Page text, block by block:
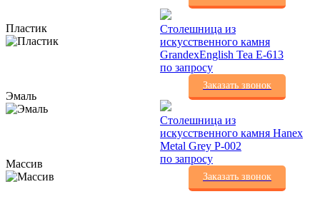
Столешница из
искусственного камня
GrandexEnglish Tea E-613
по запросу
Заказать звонок
Столешница из
искусственного камня Hanex
Metal Grey P-002
по запросу
Заказать звонок
Пластик
Эмаль
Массив